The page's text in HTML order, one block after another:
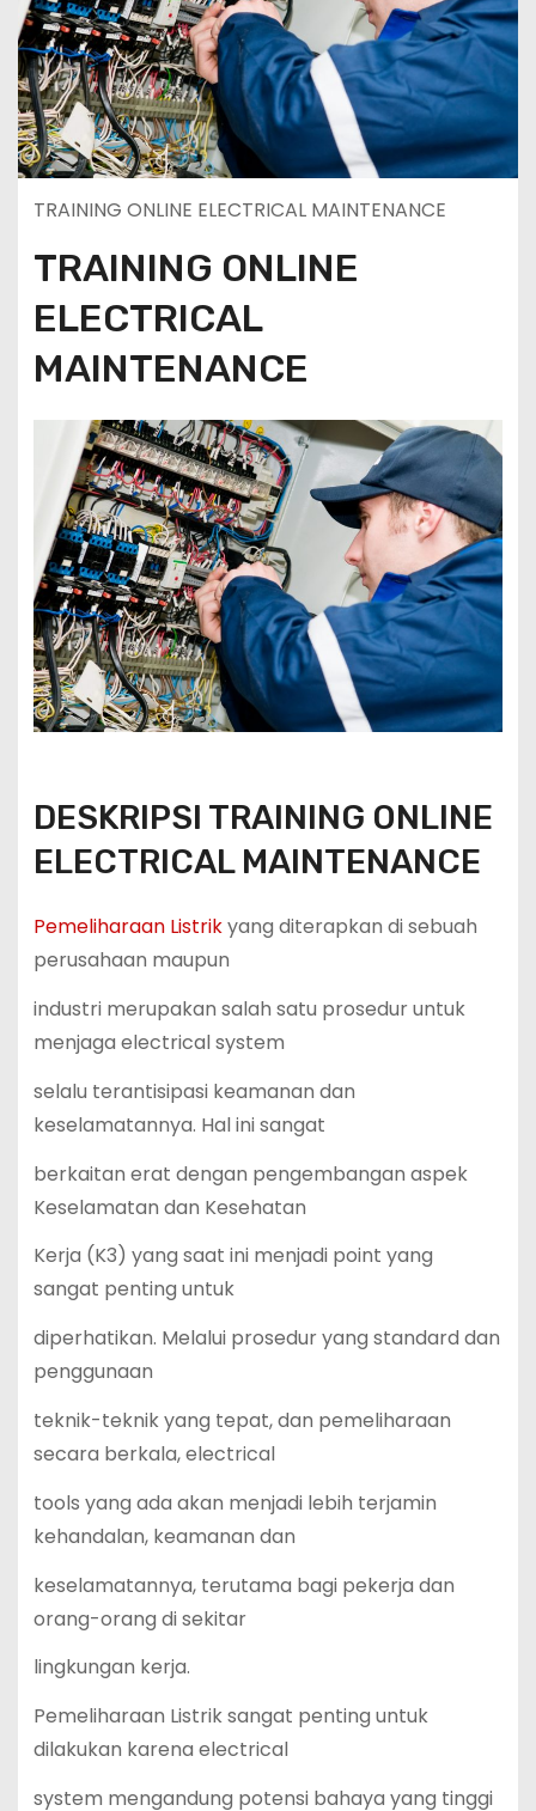
TRAINING ONLINE ELECTRICAL MAINTENANCE
TRAINING ONLINE
ELECTRICAL
MAINTENANCE
DESKRIPSI TRAINING ONLINE
ELECTRICAL MAINTENANCE
Pemeliharaan Listrikyang diterapkan di sebuah
perusahaan maupun
industri merupakan salah satu prosedur untuk
menjaga electrical system
selalu terantisipasi keamanan dan
keselamatannya. Hal ini sangat
berkaitan erat dengan pengembangan aspek
Keselamatan dan Kesehatan
Kerja (K3) yang saat ini menjadi point yang
sangat penting untuk
diperhatikan. Melalui prosedur yang standard dan
penggunaan
teknik-teknik yang tepat, dan pemeliharaan
secara berkala, electrical
tools yang ada akan menjadi lebih terjamin
kehandalan, keamanan dan
keselamatannya, terutama bagi pekerja dan
orang-orang di sekitar
lingkungan kerja.
Pemeliharaan Listrik sangat penting untuk
dilakukan karena electrical
system mengandung potensi bahaya yang tinggi